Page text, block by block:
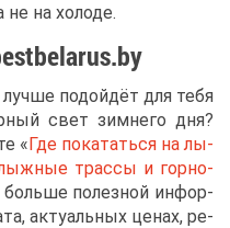
на хо­ло­де.
по­дой­дёт для те­бя
свет зим­не­го дня?
«Где по­ка­тать­ся на лы­
трас­сы и гор­но­
по­лез­ной ин­фор­
ак­ту­аль­ных це­нах, ре­